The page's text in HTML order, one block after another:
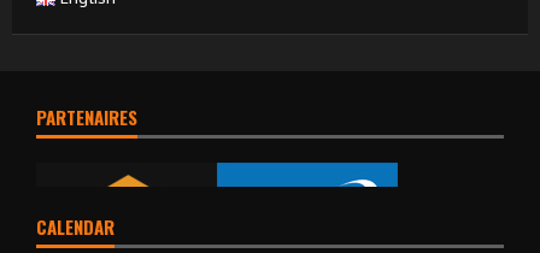
PARTENAIRES
CALENDAR